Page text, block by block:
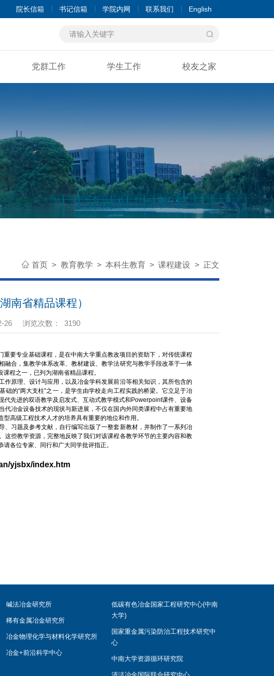
院长信箱 书记信箱 学院内网 联系我们 English
党群工作 学生工作 校友之家
首页 > 教育教学 > 本科生教育 > 课程建设 > 正文
南省精品课程）
26 浏览次数： 3190
重要专业基础课程，是在中南大学重点教改项目的资助下，对传统课程
合，集教学体系改革、教材建设、教学法研究与教学手段改革于一体
程之一，已列为湖南省精品课程。
原理、设计与应用，以及冶金学科发展前沿等相关知识，其所包含的
的“两大支柱”之一，是学生由学校走向工程实践的桥梁。它立足于冶
先进的双语教学及启发式、互动式教学模式和Powerpoint课件、设备
冶金设备技术的现状与新进展，不仅在国内外同类课程中占有重要地
高级工程技术人才的培养具有重要的地位和作用。
习题及参考文献，自行编写出版了一整套新教材，并制作了一系列冶
些教学资源，完整地反映了我们对该课程各教学环节的主要内容和教
各位专家、同行和广大同学批评指正。
yjsbx/index.htm
碱法冶金研究所
稀有金属冶金研究所
冶金物理化学与材料化学研究所
冶金+前沿科学中心
低碳有色冶金国家工程研究中心(中南
大学)
国家重金属污染防治工程技术研究中
心
中南大学资源循环研究院